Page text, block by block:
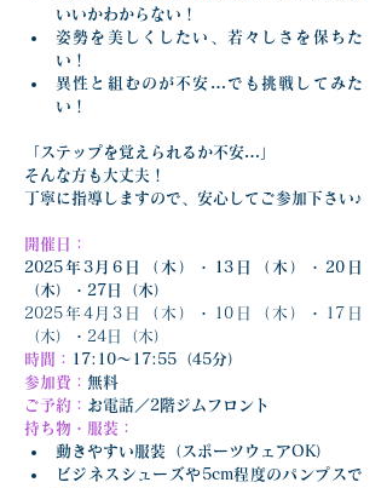
いいかわからない！
姿勢を美しくしたい、若々しさを保ちた
い！
異性と組むのが不安…でも挑戦してみた
い！
「ステップを覚えられるか不安…」
そんな方も大丈夫！
丁寧に指導しますので、安心してご参加下さい♪
開催日：
2025年3月6日（木）・13日（木）・20日
（木）・27日（木）
2025年4月3日（木）
・ 10日（木） ・
17日
（木）
・ 24日（木）
時間： 17:10～17:55（45分）
参加費： 無料
ご予約： お電話／2階ジムフロント
持ち物・服装：
動きやすい服装（スポーツウェアOK）
ビジネスシューズや5cm程度のパンプスで